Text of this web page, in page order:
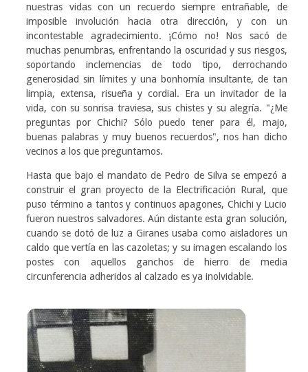
nuestras vidas con un recuerdo siempre entrañable, de
imposible involución hacia otra dirección, y con un
incontestable agradecimiento. ¡Cómo no! Nos sacó de
muchas penumbras, enfrentando la oscuridad y sus riesgos,
soportando inclemencias de todo tipo, derrochando
generosidad sin límites y una bonhomía insultante, de tan
limpia, extensa, risueña y cordial. Era un invitador de la
vida, con su sonrisa traviesa, sus chistes y su alegría. "¿Me
preguntas por Chichi? Sólo puedo tener para él, majo,
buenas palabras y muy buenos recuerdos", nos han dicho
vecinos a los que preguntamos.
Hasta que bajo el mandato de Pedro de Silva se empezó a
construir el gran proyecto de la Electrificación Rural, que
puso término a tantos y continuos apagones, Chichi y Lucio
fueron nuestros salvadores. Aún distante esta gran solución,
cuando se dotó de luz a Giranes usaba como aisladores un
caldo que vertía en las cazoletas; y su imagen escalando los
postes con aquellos ganchos de hierro de media
circunferencia adheridos al calzado es ya inolvidable.